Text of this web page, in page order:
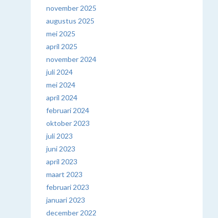
november 2025
augustus 2025
mei 2025
april 2025
november 2024
juli 2024
mei 2024
april 2024
februari 2024
oktober 2023
juli 2023
juni 2023
april 2023
maart 2023
februari 2023
januari 2023
december 2022